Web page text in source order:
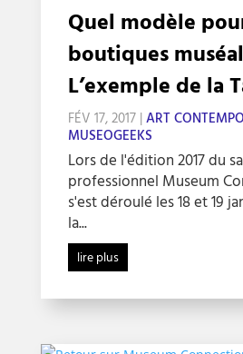
Quel modèle
boutiques
L’exemple de la
FÉV 17, 2017|ART
MUSEOGEEKS
Lors de l'édition 2017 du
professionnel Museum
s'est déroulé les 18 et 19
la...
lire plus